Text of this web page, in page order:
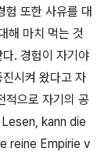
험 또한 사유를 대
해 마치 먹는 것
다. 경험이 자기야
시켜 왔다고 자
적으로 자기의 공
kann die
reine Empirie v